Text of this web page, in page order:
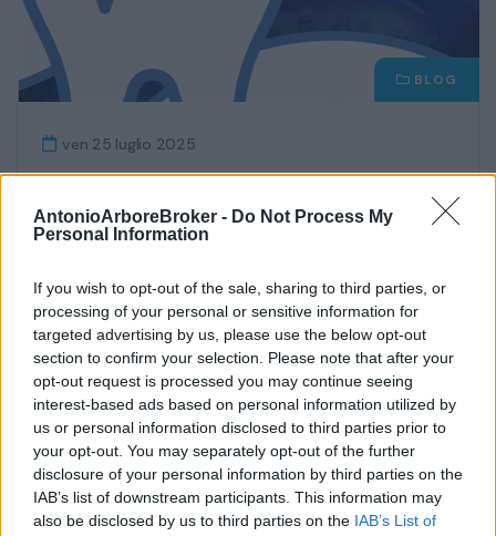
AntonioArboreBroker - Do Not Process My
Personal Information
If you wish to opt-out of the sale, sharing to third parties, or
processing of your personal or sensitive information for
targeted advertising by us, please use the below opt-out
section to confirm your selection. Please note that after your
opt-out request is processed you may continue seeing
interest-based ads based on personal information utilized by
us or personal information disclosed to third parties prior to
your opt-out. You may separately opt-out of the further
disclosure of your personal information by third parties on the
IAB’s list of downstream participants. This information may
also be disclosed by us to third parties on the IAB’s List of
BLOG
ven 25 luglio 2025
RC Professionale per Odontoiatri:
Nuove Norme, Copertura
Estetica e la Soluzione
Assicurativa Completa
Con l’entrata in vigore dei decreti attuativi
della Legge Gelli, la Responsabilità Civile...
Continua